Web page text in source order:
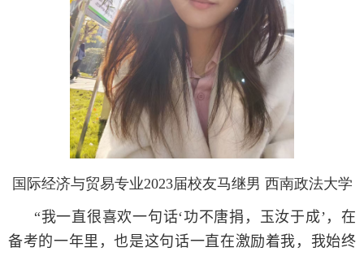
国际经济与贸易专业2023届校友马继男 西南政法大学
“我一直很喜欢一句话‘功不唐捐，玉汝于成’，在
备考的一年里，也是这句话一直在激励着我，我始终